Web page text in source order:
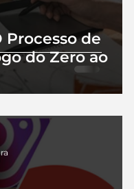
Processo de
do Zero ao